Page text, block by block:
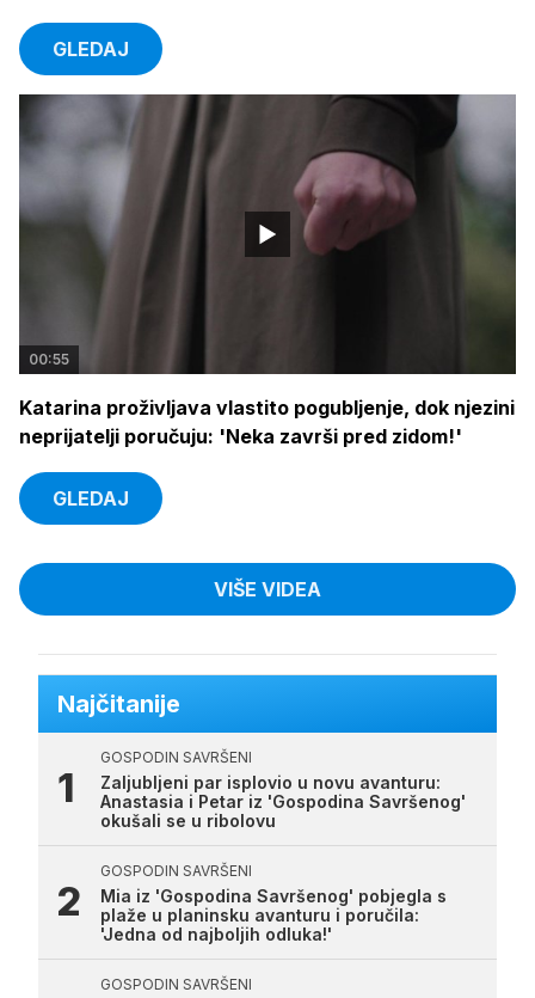
GLEDAJ
00:55
Katarina proživljava vlastito pogubljenje, dok njezini
neprijatelji poručuju: 'Neka završi pred zidom!'
GLEDAJ
VIŠE VIDEA
Najčitanije
GOSPODIN SAVRŠENI
Zaljubljeni par isplovio u novu avanturu:
Anastasia i Petar iz 'Gospodina Savršenog'
okušali se u ribolovu
GOSPODIN SAVRŠENI
Mia iz 'Gospodina Savršenog' pobjegla s
plaže u planinsku avanturu i poručila:
'Jedna od najboljih odluka!'
GOSPODIN SAVRŠENI